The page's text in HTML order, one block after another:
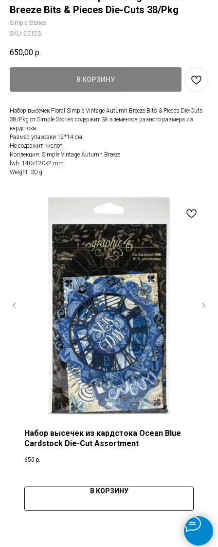
Breeze Bits & Pieces Die-Cuts 38/Pkg
Simple Stories
SKU: 25123
650,00 р.
В КОРЗИНУ
Набор высечек Floral Simple Vintage Autumn Breeze Bits & Pieces Die-Cuts
38/Pkg от Simple Stories содержит 38 элементов разного размера из
кардстока.
Размер упаковки 12*14 см.
Не содержит кислот.
Коллекция: Simple Vintage Autumn Breeze
lwh: 140x120x2 mm
Weight: 30 g
Набор высечек из кардстока Ocean Blue
Cardstock Die-Cut Assortment
650 р.
В КОРЗИНУ